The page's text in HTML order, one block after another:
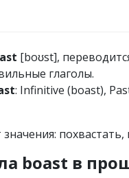
[boʊst],
глаголы.
: Infinitive (boast),
похвастать,
boast в